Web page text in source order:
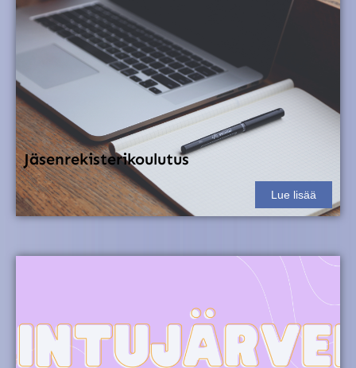
Jäsenrekisterikoulutus
Lue lisää